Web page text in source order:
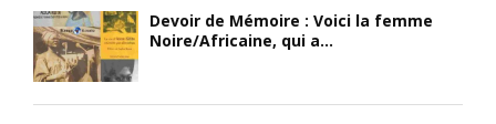
Devoir de Mémoire : Voici la femme
Noire/Africaine, qui a...